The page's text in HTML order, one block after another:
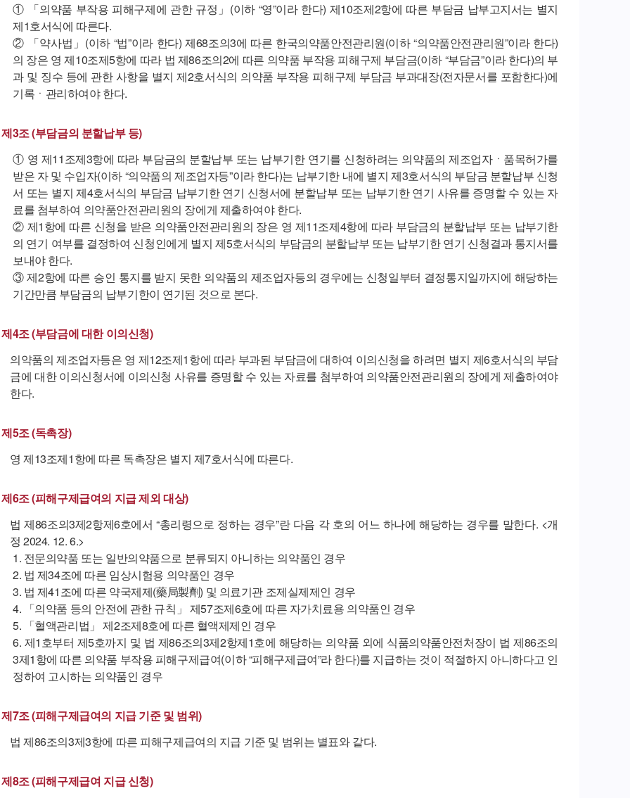
① 「의약품 부작용 피해구제에 관한 규정」(이하 “영”이라 한다) 제10조제2항에 따른 부담금 납부고지서는 별지
제1호서식에 따른다.
② 「약사법」(이하 “법”이라 한다) 제68조의3에 따른 한국의약품안전관리원(이하 “의약품안전관리원”이라 한다)
의 장은 영 제10조제5항에 따라 법 제86조의2에 따른 의약품 부작용 피해구제 부담금(이하 “부담금”이라 한다)의 부
과 및 징수 등에 관한 사항을 별지 제2호서식의 의약품 부작용 피해구제 부담금 부과대장(전자문서를 포함한다)에
기록ㆍ관리하여야 한다.
제3조 (부담금의 분할납부 등)
① 영 제11조제3항에 따라 부담금의 분할납부 또는 납부기한 연기를 신청하려는 의약품의 제조업자ㆍ품목허가를
받은 자 및 수입자(이하 “의약품의 제조업자등”이라 한다)는 납부기한 내에 별지 제3호서식의 부담금 분할납부 신청
서 또는 별지 제4호서식의 부담금 납부기한 연기 신청서에 분할납부 또는 납부기한 연기 사유를 증명할 수 있는 자
료를 첨부하여 의약품안전관리원의 장에게 제출하여야 한다.
② 제1항에 따른 신청을 받은 의약품안전관리원의 장은 영 제11조제4항에 따라 부담금의 분할납부 또는 납부기한
의 연기 여부를 결정하여 신청인에게 별지 제5호서식의 부담금의 분할납부 또는 납부기한 연기 신청결과 통지서를
보내야 한다.
③ 제2항에 따른 승인 통지를 받지 못한 의약품의 제조업자등의 경우에는 신청일부터 결정통지일까지에 해당하는
기간만큼 부담금의 납부기한이 연기된 것으로 본다.
제4조 (부담금에 대한 이의신청)
의약품의 제조업자등은 영 제12조제1항에 따라 부과된 부담금에 대하여 이의신청을 하려면 별지 제6호서식의 부담
금에 대한 이의신청서에 이의신청 사유를 증명할 수 있는 자료를 첨부하여 의약품안전관리원의 장에게 제출하여야
한다.
제5조 (독촉장)
영 제13조제1항에 따른 독촉장은 별지 제7호서식에 따른다.
제6조 (피해구제급여의 지급 제외 대상)
법 제86조의3제2항제6호에서 “총리령으로 정하는 경우”란 다음 각 호의 어느 하나에 해당하는 경우를 말한다. <개
정 2024. 12. 6.>
1. 전문의약품 또는 일반의약품으로 분류되지 아니하는 의약품인 경우
2. 법 제34조에 따른 임상시험용 의약품인 경우
3. 법 제41조에 따른 약국제제(藥局製劑) 및 의료기관 조제실제제인 경우
4. 「의약품 등의 안전에 관한 규칙」 제57조제6호에 따른 자가치료용 의약품인 경우
5. 「혈액관리법」 제2조제8호에 따른 혈액제제인 경우
6. 제1호부터 제5호까지 및 법 제86조의3제2항제1호에 해당하는 의약품 외에 식품의약품안전처장이 법 제86조의
3제1항에 따른 의약품 부작용 피해구제급여(이하 “피해구제급여”라 한다)를 지급하는 것이 적절하지 아니하다고 인
정하여 고시하는 의약품인 경우
제7조 (피해구제급여의 지급 기준 및 범위)
법 제86조의3제3항에 따른 피해구제급여의 지급 기준 및 범위는 별표와 같다.
제8조 (피해구제급여 지급 신청)